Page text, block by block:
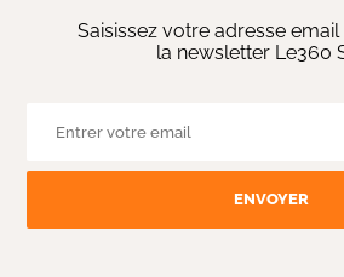
Saisissez votre adresse
la newsletter Le360
ENVOYER